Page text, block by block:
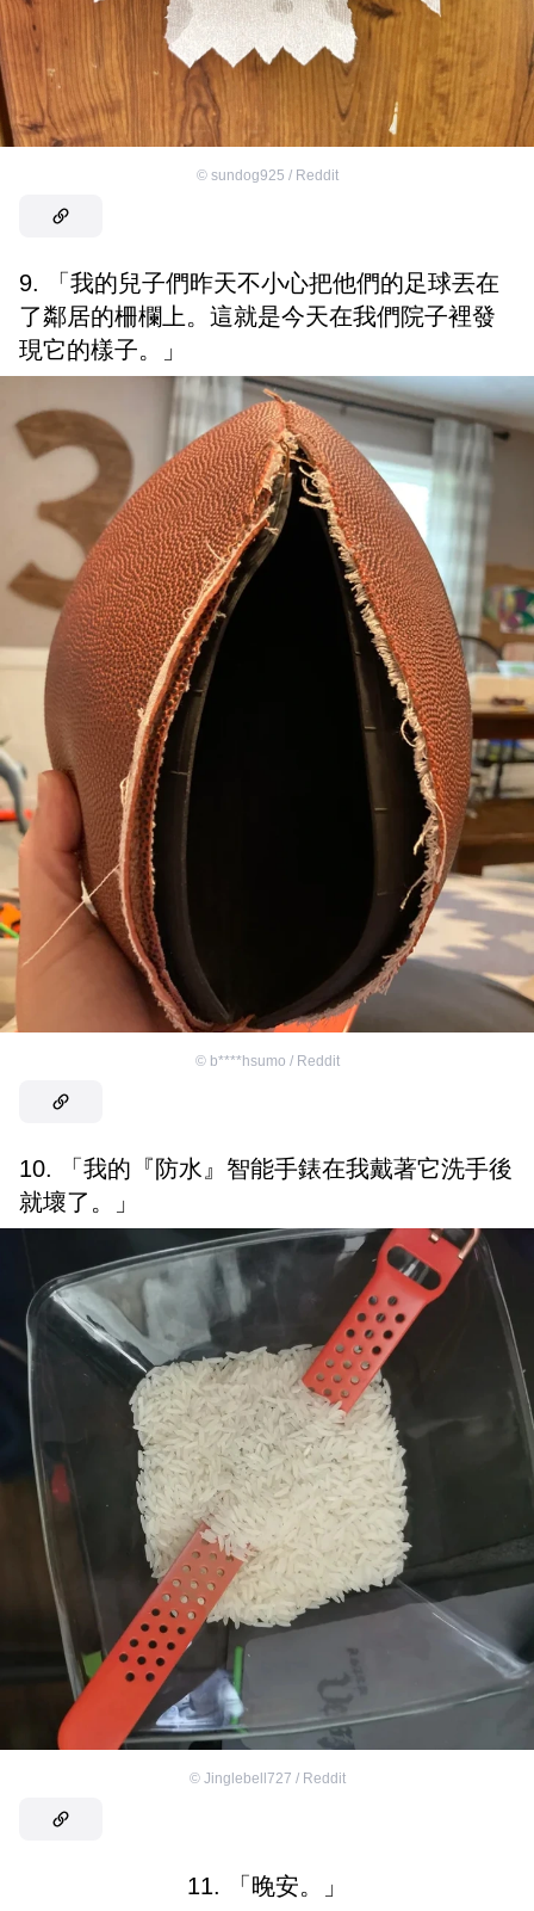
© sundog925 / Reddit
9. 「我的兒子們昨天不小心把他們的足球丟在
了鄰居的柵欄上。這就是今天在我們院子裡發
現它的樣子。」
© b****hsumo / Reddit
10. 「我的『防水』智能手錶在我戴著它洗手後
就壞了。」
© Jinglebell727 / Reddit
11. 「晚安。」